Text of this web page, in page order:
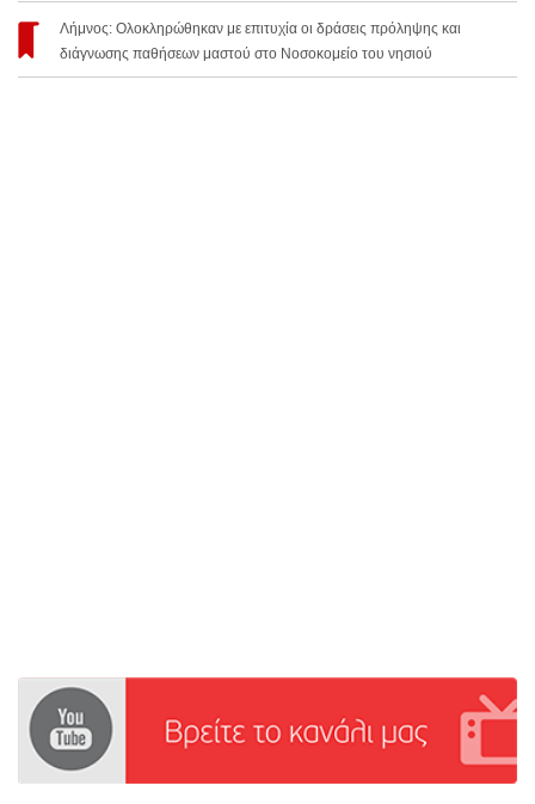
Λήμνος: Ολοκληρώθηκαν με επιτυχία οι δράσεις πρόληψης και
διάγνωσης παθήσεων μαστού στο Νοσοκομείο του νησιού